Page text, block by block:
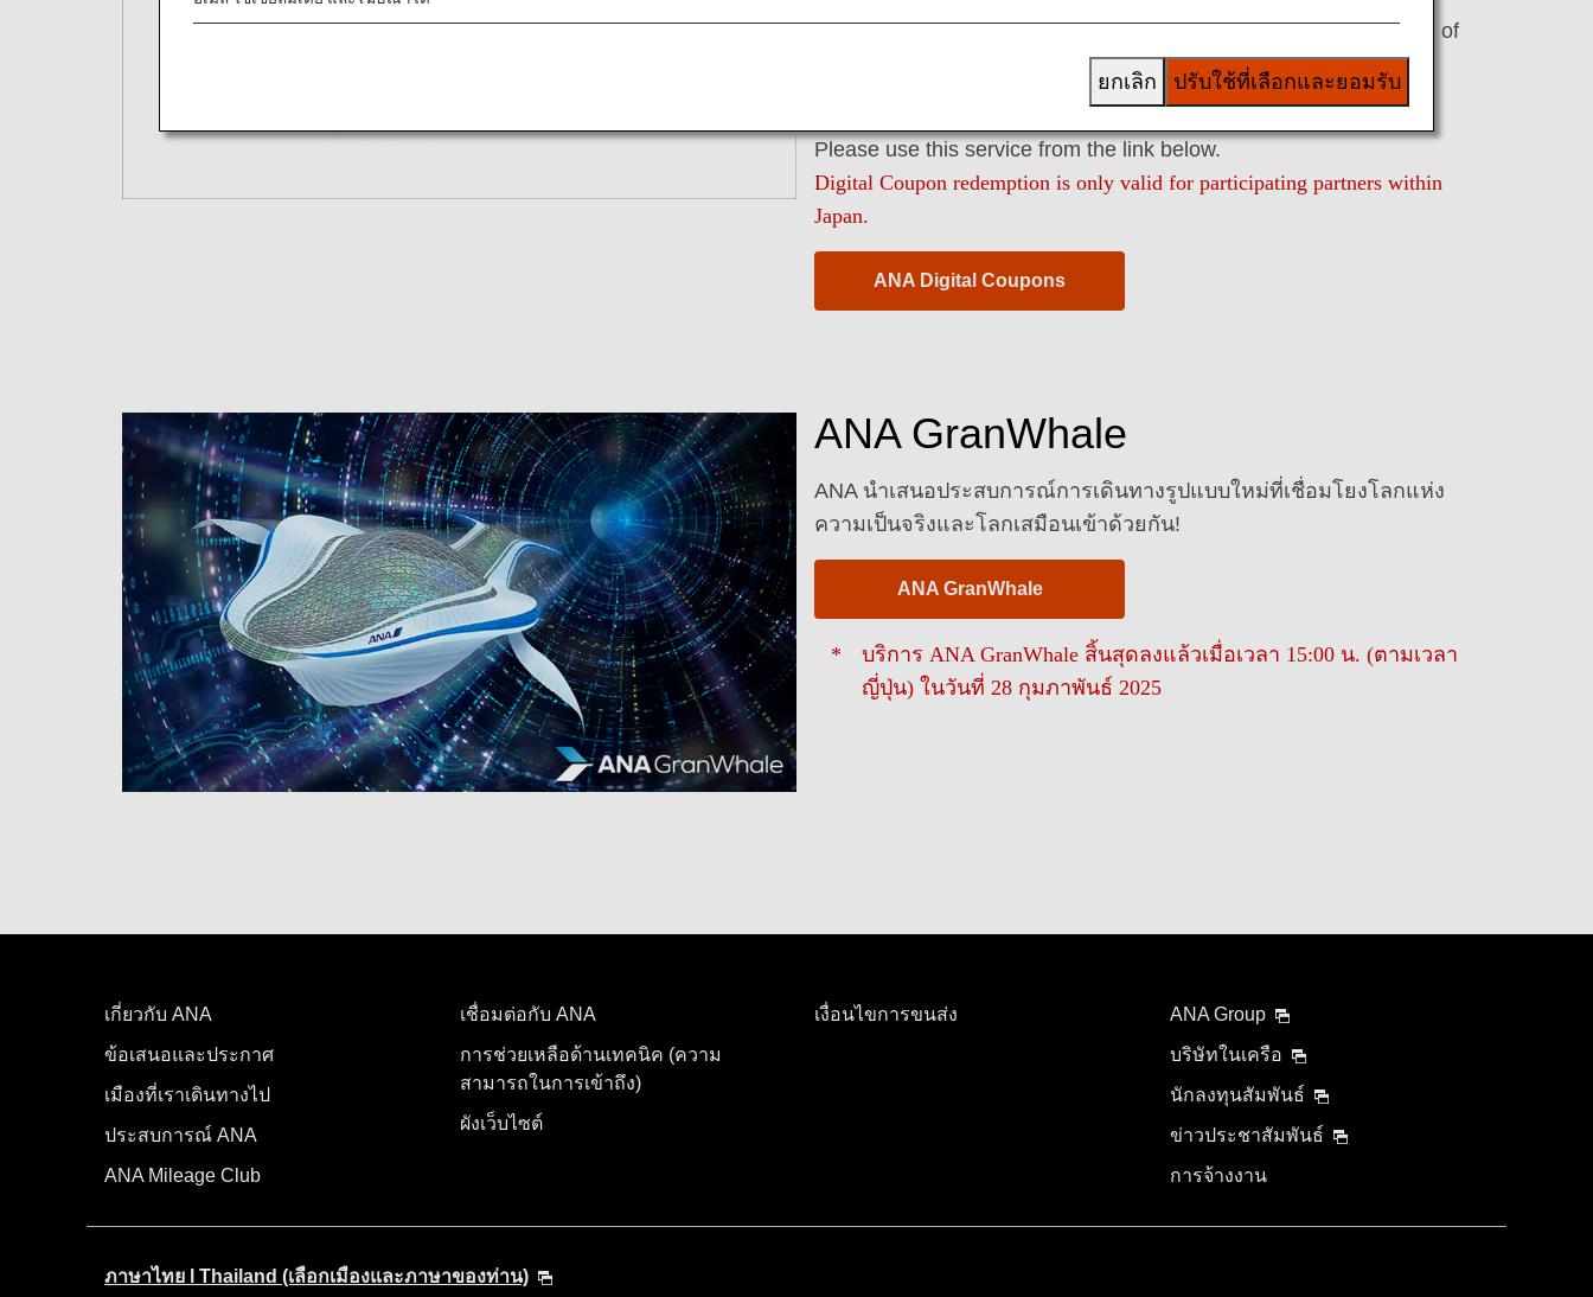
ANA Digital Coupons are digital coupons that can be used in units of
JPY 1,000 to pay for services/products of the ANA Group or its
Please use this service from the link below.
Digital Coupon redemption is only valid for participating partners within
Japan.
ANA Digital Coupons
ANA GranWhale
ANA นำเสนอประสบการณ์การเดินทางรูปแบบใหม่ที่เชื่อมโยงโลกแห่ง
ความเป็นจริงและโลกเสมือนเข้าด้วยกัน!
ANA GranWhale
บริการ ANA GranWhale สิ้นสุดลงแล้วเมื่อเวลา 15:00 น. (ตามเวลา
ญี่ปุ่น) ในวันที่ 28 กุมภาพันธ์ 2025
เกี่ยวกับ ANA
ข้อเสนอและประกาศ
เมืองที่เราเดินทางไป
ประสบการณ์ ANA
ANA Mileage Club
เชื่อมต่อกับ ANA
การช่วยเหลือด้านเทคนิค (ความ
สามารถในการเข้าถึง)
ผังเว็บไซต์
เงื่อนไขการขนส่ง
ANA Group
บริษัทในเครือ
นักลงทุนสัมพันธ์
ข่าวประชาสัมพันธ์
การจ้างงาน
ภาษาไทย l Thailand (เลือกเมืองและภาษาของท่าน)
ปรับใช้ที่เลือกและยอมรับ
ยกเลิก